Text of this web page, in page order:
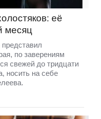
её
месяц
по заверениям
свежей до тридцати
носить на себе